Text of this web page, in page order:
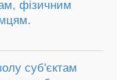
фізичним
суб'єктам